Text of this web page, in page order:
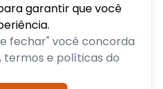
garantir que você
fechar" você concorda
termos e políticas do
sobre o time, venda de
serviços aos torcedores e